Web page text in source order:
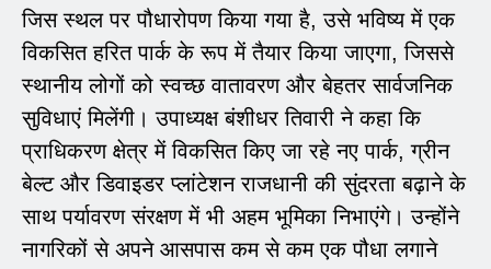
जिस स्थल पर पौधारोपण किया गया है, उसे भविष्य में एक
विकसित हरित पार्क के रूप में तैयार किया जाएगा, जिससे
स्थानीय लोगों को स्वच्छ वातावरण और बेहतर सार्वजनिक
सुविधाएं मिलेंगी। उपाध्यक्ष बंशीधर तिवारी ने कहा कि
प्राधिकरण क्षेत्र में विकसित किए जा रहे नए पार्क, ग्रीन
बेल्ट और डिवाइडर प्लांटेशन राजधानी की सुंदरता बढ़ाने के
साथ पर्यावरण संरक्षण में भी अहम भूमिका निभाएंगे। उन्होंने
नागरिकों से अपने आसपास कम से कम एक पौधा लगाने